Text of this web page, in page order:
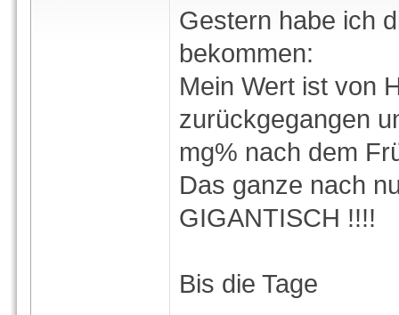
Gestern habe ich
bekommen:
Mein Wert ist von
zurückgegangen
mg% nach dem
Das ganze nach
GIGANTISCH !!!!
Bis die Tage